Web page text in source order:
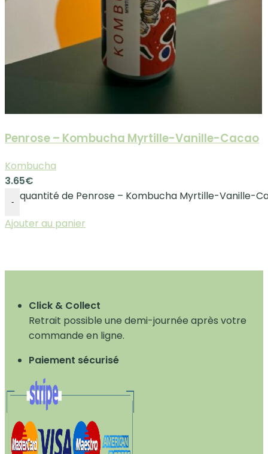
Penrose – Kombucha Myrtille-Vanille-Cacao
Kombucha
3.65€
-
quantité de Penrose – Kombucha Myrtille-Vanille-
Ajouter au panier
Click & Collect
Retrait possible une demi-journée après votre
commande en ligne.
Paiement sécurisé